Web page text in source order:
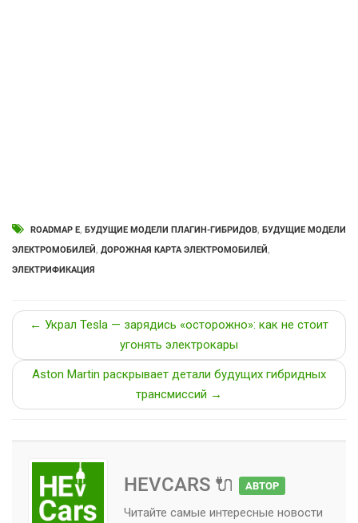
ROADMAP E, БУДУЩИЕ МОДЕЛИ ПЛАГИН-ГИБРИДОВ, БУДУЩИЕ МОДЕЛИ
ЭЛЕКТРОМОБИЛЕЙ, ДОРОЖНАЯ КАРТА ЭЛЕКТРОМОБИЛЕЙ,
ЭЛЕКТРИФИКАЦИЯ
← Украл Tesla — зарядись «осторожно»: как не стоит
угонять электрокары
Aston Martin раскрывает детали будущих гибридных
трансмиссий →
HEVCARS 🔌 АВТОР
Читайте самые интересные новости